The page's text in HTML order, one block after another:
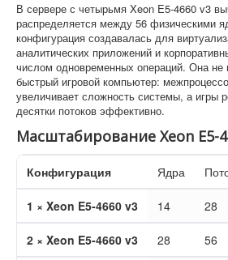
В сервере с четырьмя Xeon E5-4660 v3
распределяется между 56 физическими
конфигурация создавалась для
аналитических приложений и
числом одновременных операций. Она не
быстрый игровой компьютер:
увеличивает сложность системы, а игры
десятки потоков эффективно.
Масштабирование Xeon E5-
Конфигурация Ядра
1 × Xeon E5-4660 v3 14 28
2 × Xeon E5-4660 v3 28 56